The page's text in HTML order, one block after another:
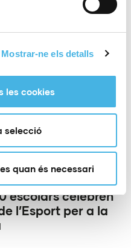
Mostrar-ne els detalls
les cookies
selecció
quan és necessari
el fitness híbrid
en la
per a una
històrica del
2026
escolars celebren
l’Esport per a la